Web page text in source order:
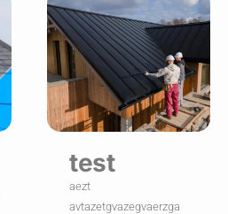
test
aezt
avtazetgvazegvaerzga